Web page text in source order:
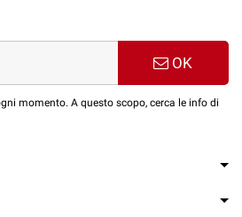
OK
momento. A questo scopo, cerca le info di